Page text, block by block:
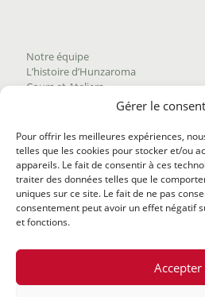
Gérer le
Pour offrir les meilleures expériences,
telles que les cookies pour stocker et/ou
appareils. Le fait de consentir à ces
traiter des données telles que le
uniques sur ce site. Le fait de ne pas
consentement peut avoir un effet négatif
et fonctions.
Accepter
Notre équipe
L’histoire d’Hunzaroma
Cours et Ateliers
Trouver nos produits
Politique de frais d'envoi
Termes et conditions
Politique de remboursement